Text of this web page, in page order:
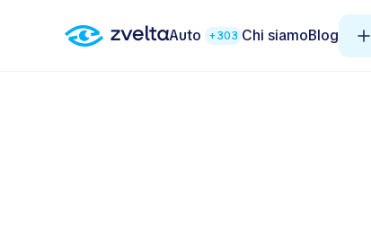
Auto +303 Chi siamoBlog